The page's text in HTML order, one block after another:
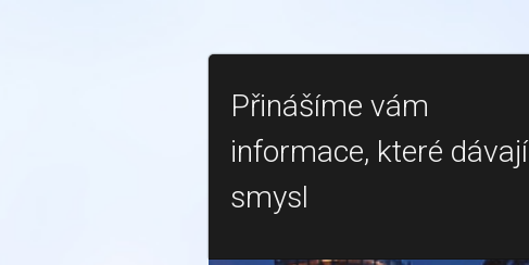
Přinášíme vám
informace, které dávají
smysl